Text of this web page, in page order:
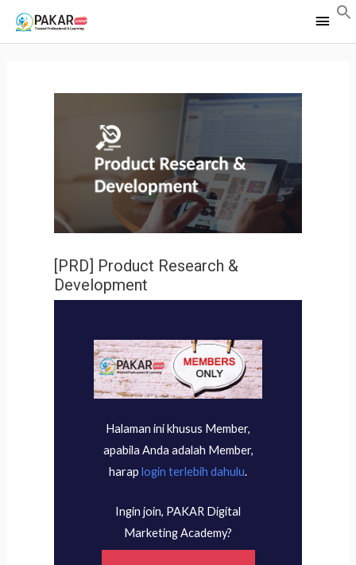
Main
[PRD] Product Research &
Development
Halaman ini khusus Member,
apabila Anda adalah Member,
harap login terlebih dahulu.
Ingin join, PAKAR Digital
Marketing Academy?